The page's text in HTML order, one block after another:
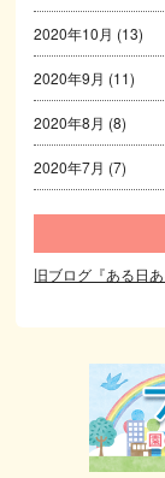
2020年10月 (13)
2020年9月 (11)
2020年8月 (8)
2020年7月 (7)
旧ブログ『ある日あ